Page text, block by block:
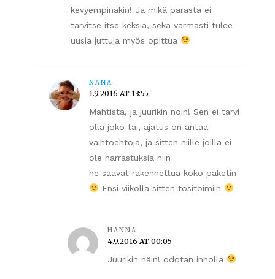
kevyempinäkin! Ja mikä parasta ei
tarvitse itse keksiä, sekä varmasti tulee
uusia juttuja myös opittua
NANA
1.9.2016 AT 13:55
Mahtista, ja juurikin noin! Sen ei tarvi
olla joko tai, ajatus on antaa
vaihtoehtoja, ja sitten niille joilla ei
ole harrastuksia niin
he saavat rakennettua koko paketin
Ensi viikolla sitten tositoimiin
HANNA
4.9.2016 AT 00:05
Juurikin näin! odotan innolla